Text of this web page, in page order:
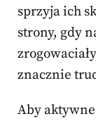
sprzyja ich
strony, gdy
znacznie
Aby aktywne